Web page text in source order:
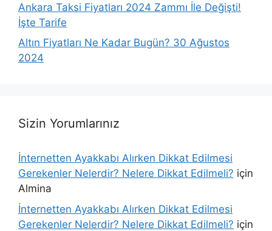
Ankara Taksi Fiyatları 2024 Zammı İle Değişti!
İşte Tarife
Altın Fiyatları Ne Kadar Bugün? 30 Ağustos
2024
Sizin Yorumlarınız
İnternetten Ayakkabı Alırken Dikkat Edilmesi
Gerekenler Nelerdir? Nelere Dikkat Edilmeli? için
Almina
İnternetten Ayakkabı Alırken Dikkat Edilmesi
Gerekenler Nelerdir? Nelere Dikkat Edilmeli? için